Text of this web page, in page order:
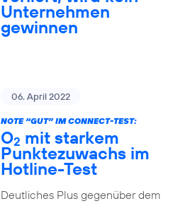
Unternehmen
gewinnen
06. April 2022
NOTE “GUT” IM CONNECT-TEST:
O2 mit starkem
Punktezuwachs im
Hotline-Test
Deutliches Plus gegenüber dem